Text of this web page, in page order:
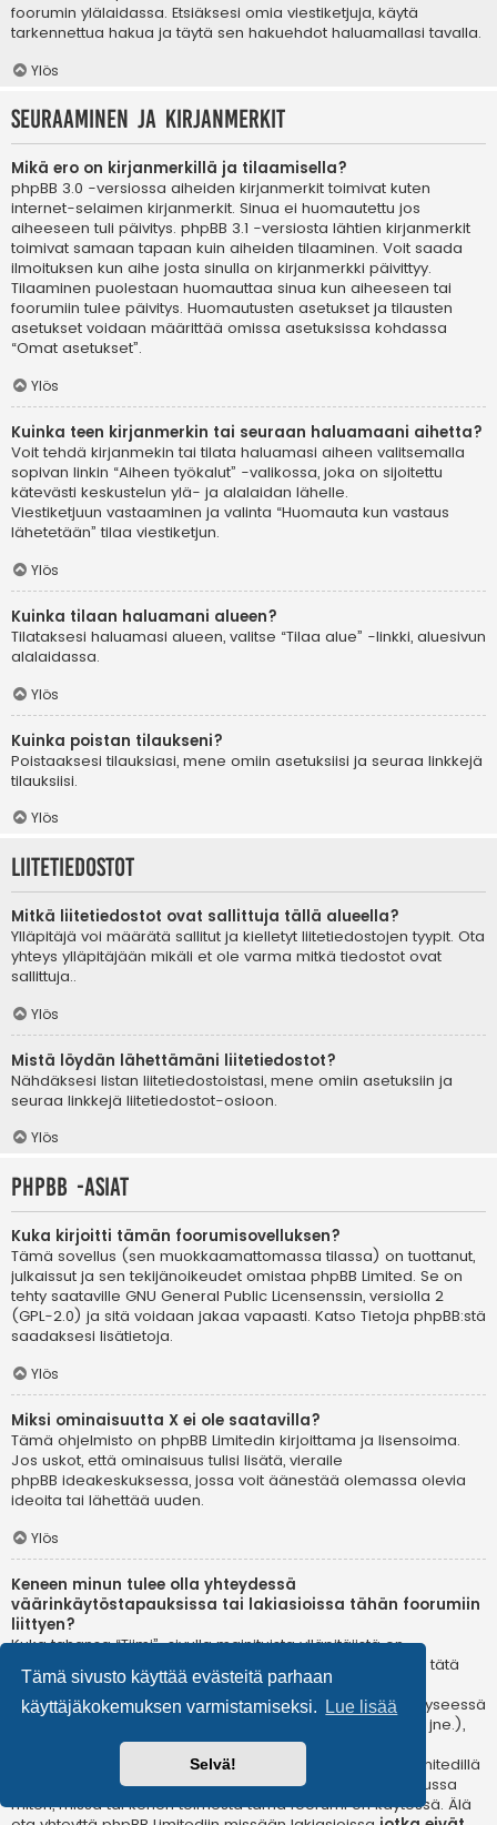
Tämä sivusto käyttää evästeitä parhaan
käyttäjäkokemuksen varmistamiseksi.
Lue lisää
Selvä!
foorumin ylälaidassa. Etsiäksesi omia viestiketjuja, käytä
tarkennettua hakua ja täytä sen hakuehdot haluamallasi tavalla.
Ylös
Seuraaminen ja kirjanmerkit
Mikä ero on kirjanmerkillä ja tilaamisella?
phpBB 3.0 -versiossa aiheiden kirjanmerkit toimivat kuten
internet-selaimen kirjanmerkit. Sinua ei huomautettu jos
aiheeseen tuli päivitys. phpBB 3.1 -versiosta lähtien kirjanmerkit
toimivat samaan tapaan kuin aiheiden tilaaminen. Voit saada
ilmoituksen kun aihe josta sinulla on kirjanmerkki päivittyy.
Tilaaminen puolestaan huomauttaa sinua kun aiheeseen tai
foorumiin tulee päivitys. Huomautusten asetukset ja tilausten
asetukset voidaan määrittää omissa asetuksissa kohdassa
“Omat asetukset”.
Ylös
Kuinka teen kirjanmerkin tai seuraan haluamaani aihetta?
Voit tehdä kirjanmekin tai tilata haluamasi aiheen valitsemalla
sopivan linkin “Aiheen työkalut” -valikossa, joka on sijoitettu
kätevästi keskustelun ylä- ja alalaidan lähelle.
Viestiketjuun vastaaminen ja valinta “Huomauta kun vastaus
lähetetään” tilaa viestiketjun.
Ylös
Kuinka tilaan haluamani alueen?
Tilataksesi haluamasi alueen, valitse “Tilaa alue” -linkki, aluesivun
alalaidassa.
Ylös
Kuinka poistan tilaukseni?
Poistaaksesi tilauksiasi, mene omiin asetuksiisi ja seuraa linkkejä
tilauksiisi.
Ylös
Liitetiedostot
Mitkä liitetiedostot ovat sallittuja tällä alueella?
Ylläpitäjä voi määrätä sallitut ja kielletyt liitetiedostojen tyypit. Ota
yhteys ylläpitäjään mikäli et ole varma mitkä tiedostot ovat
sallittuja..
Ylös
Mistä löydän lähettämäni liitetiedostot?
Nähdäksesi listan liitetiedostoistasi, mene omiin asetuksiin ja
seuraa linkkejä liitetiedostot-osioon.
Ylös
phpBB -asiat
Kuka kirjoitti tämän foorumisovelluksen?
Tämä sovellus (sen muokkaamattomassa tilassa) on tuottanut,
julkaissut ja sen tekijänoikeudet omistaa phpBB Limited. Se on
tehty saataville GNU General Public Licensenssin, versiolla 2
(GPL-2.0) ja sitä voidaan jakaa vapaasti. Katso Tietoja phpBB:stä
saadaksesi lisätietoja.
Ylös
Miksi ominaisuutta X ei ole saatavilla?
Tämä ohjelmisto on phpBB Limitedin kirjoittama ja lisensoima.
Jos uskot, että ominaisuus tulisi lisätä, vieraile
phpBB ideakeskuksessa, jossa voit äänestää olemassa olevia
ideoita tai lähettää uuden.
Ylös
Keneen minun tulee olla yhteydessä
väärinkäytöstapauksissa tai lakiasioissa tähän foorumiin
liittyen?
Kuka tahansa “Tiimi”-sivulla mainituista ylläpitäjistä on
todennäköisesti sopiva yhteyshenkilö valituksillesi. Jos et tätä
kautta saa vastausta, sinun kannattaa ottaa yhteyttä
verkkotunnuksen omistajaan (teewhois-kysely ) tai jos kyseessä
on ilmaispalvelussa oleva (esim. Yahoo!, free.fr, f2s.com, jne.),
ota yhteyttä ylläpitoon tai väärinkäytöksistä vastaavaan
osastoon kyseisessä palvelussa. Huomaa, että phpBB Limitedillä
ei ole lainkaan toimivaltaaja sitä ei voida pitää vastuussa
miten, missä tai kenen toimesta tämä foorumi on käytössä. Älä